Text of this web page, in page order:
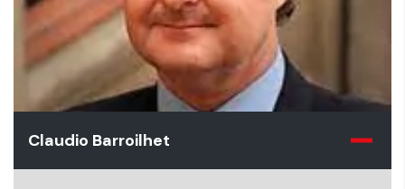
Claudio Barroilhet